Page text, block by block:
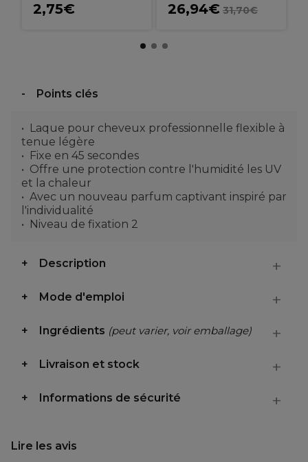
2,75€ 26,94€ 31,70€
Points clés
Laque pour cheveux professionnelle flexible à
tenue légère
Fixe en 45 secondes
Offre une protection contre l'humidité les UV
et la chaleur
Avec un nouveau parfum captivant inspiré par
l'individualité
Niveau de fixation 2
Description
Mode d'emploi
Ingrédients (peut varier, voir emballage)
Livraison et stock
Informations de sécurité
Lire les avis